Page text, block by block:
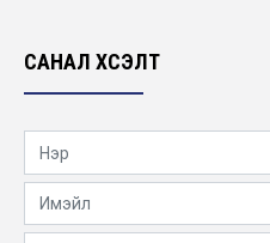
САНАЛ ХҮСЭЛТ